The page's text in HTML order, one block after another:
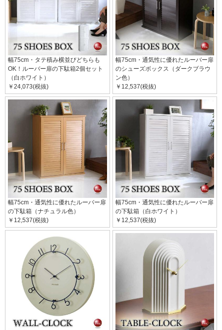
幅75cm・タテ積み横並びどちらも
OK！ルーバー扉の下駄箱2個セット
（白ホワイト）
￥24,073(税抜)
幅75cm・通気性に優れたルーバー扉
のシューズボックス（ダークブラウ
ン色）
￥12,537(税抜)
幅75cm・通気性に優れたルーバー扉
の下駄箱（ナチュラル色）
￥12,537(税抜)
幅75cm・通気性に優れたルーバー扉
の下駄箱（白ホワイト）
￥12,537(税抜)